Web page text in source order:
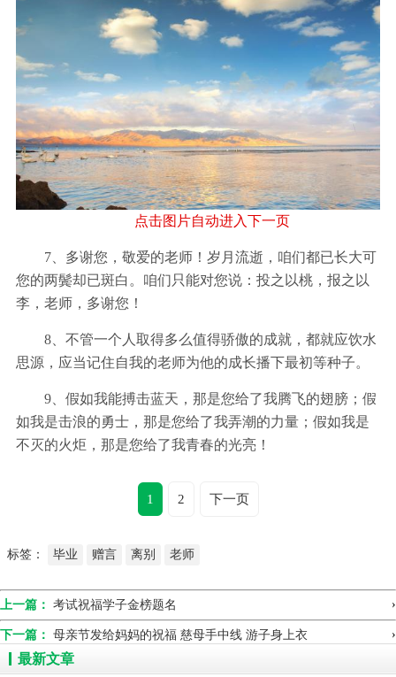
点击图片自动进入下一页
7、多谢您，敬爱的老师！岁月流逝，咱们都已长大可
您的两鬓却已斑白。咱们只能对您说：投之以桃，报之以
李，老师，多谢您！
8、不管一个人取得多么值得骄傲的成就，都就应饮水
思源，应当记住自我的老师为他的成长播下最初等种子。
9、假如我能搏击蓝天，那是您给了我腾飞的翅膀；假
如我是击浪的勇士，那是您给了我弄潮的力量；假如我是
不灭的火炬，那是您给了我青春的光亮！
1 2 下一页
标签： 毕业 赠言 离别 老师
上一篇： 考试祝福学子金榜题名 ›
下一篇： 母亲节发给妈妈的祝福 慈母手中线 游子身上衣 ›
最新文章